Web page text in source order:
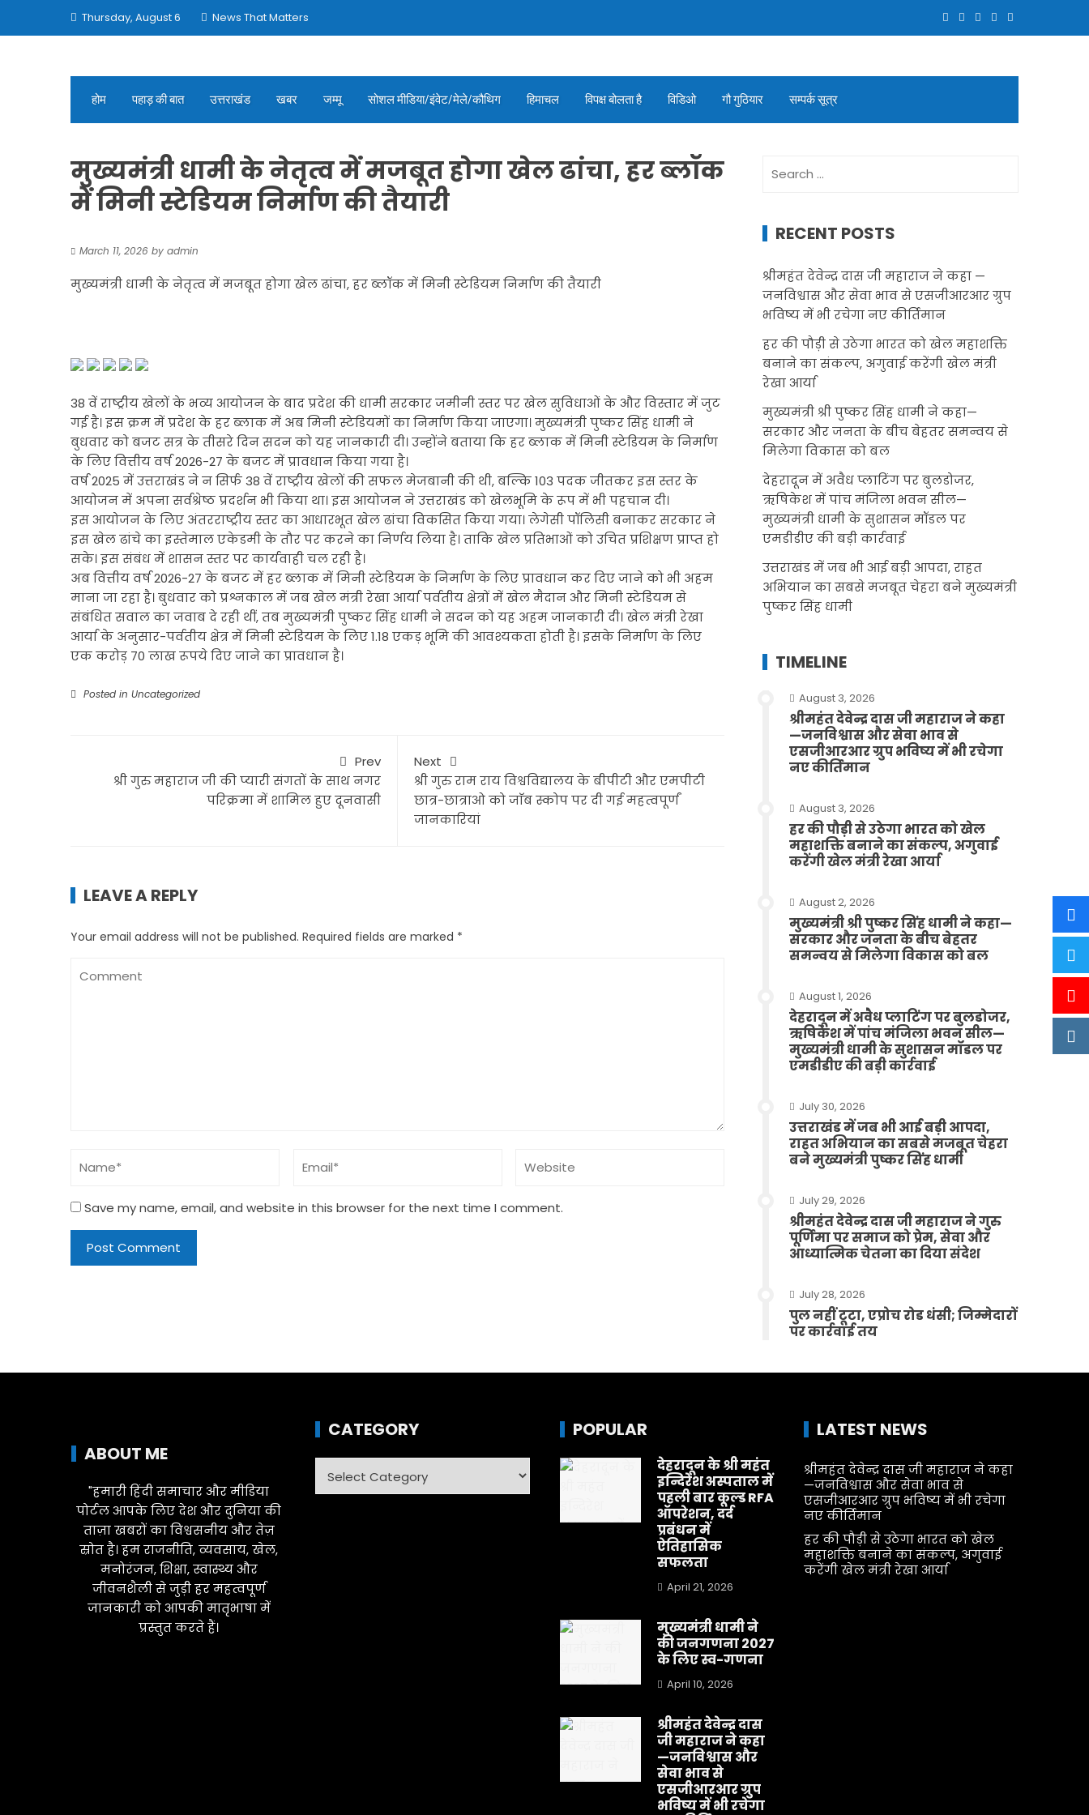
Thursday, August 6 News That Matters
होम पहाड़ की बात उत्तराखंड खबर जम्मू सोशल मीडिया/इंवेट/मेले/कौथिग हिमाचल विपक्ष बोलता है विडिओ गौ गुठियार सम्पर्क सूत्र
मुख्यमंत्री धामी के नेतृत्व में मजबूत होगा खेल ढांचा, हर ब्लॉक
में मिनी स्टेडियम निर्माण की तैयारी
March 11, 2026 by admin
मुख्यमंत्री धामी के नेतृत्व में मजबूत होगा खेल ढांचा, हर ब्लॉक में मिनी स्टेडियम निर्माण की तैयारी
38 वें राष्ट्रीय खेलों के भव्य आयोजन के बाद प्रदेश की धामी सरकार जमीनी स्तर पर खेल सुविधाओं के और विस्तार में जुट
गई है। इस क्रम में प्रदेश के हर ब्लाक में अब मिनी स्टेडियमों का निर्माण किया जाएगा। मुख्यमंत्री पुष्कर सिंह धामी ने
बुधवार को बजट सत्र के तीसरे दिन सदन को यह जानकारी दी। उन्होंने बताया कि हर ब्लाक में मिनी स्टेडियम के निर्माण
के लिए वित्तीय वर्ष 2026-27 के बजट में प्रावधान किया गया है।
वर्ष 2025 में उत्तराखंड ने न सिर्फ 38 वें राष्ट्रीय खेलों की सफल मेजबानी की थी, बल्कि 103 पदक जीतकर इस स्तर के
आयोजन में अपना सर्वश्रेष्ठ प्रदर्शन भी किया था। इस आयोजन ने उत्तराखंड को खेलभूमि के रूप में भी पहचान दी।
इस आयोजन के लिए अंतरराष्ट्रीय स्तर का आधारभूत खेल ढांचा विकसित किया गया। लेगेसी पॉलिसी बनाकर सरकार ने
इस खेल ढांचे का इस्तेमाल एकेडमी के तौर पर करने का निर्णय लिया है। ताकि खेल प्रतिभाओं को उचित प्रशिक्षण प्राप्त हो
सके। इस संबंध में शासन स्तर पर कार्यवाही चल रही है।
अब वित्तीय वर्ष 2026-27 के बजट में हर ब्लाक में मिनी स्टेडियम के निर्माण के लिए प्रावधान कर दिए जाने को भी अहम
माना जा रहा है। बुधवार को प्रश्नकाल में जब खेल मंत्री रेखा आर्या पर्वतीय क्षेत्रों में खेल मैदान और मिनी स्टेडियम से
संबंधित सवाल का जवाब दे रही थीं, तब मुख्यमंत्री पुष्कर सिंह धामी ने सदन को यह अहम जानकारी दी। खेल मंत्री रेखा
आर्या के अनुसार-पर्वतीय क्षेत्र में मिनी स्टेडियम के लिए 1.18 एकड़ भूमि की आवश्यकता होती है। इसके निर्माण के लिए
एक करोड़ 70 लाख रूपये दिए जाने का प्रावधान है।
Posted in Uncategorized
Prev
श्री गुरु महाराज जी की प्यारी संगतों के साथ नगर
परिक्रमा में शामिल हुए दूनवासी
Next
श्री गुरु राम राय विश्वविद्यालय के बीपीटी और एमपीटी
छात्र-छात्राओ को जाॅब स्कोप पर दी गई महत्वपूर्णं
जानकारियां
LEAVE A REPLY
Your email address will not be published. Required fields are marked *
Save my name, email, and website in this browser for the next time I comment.
for:
RECENT POSTS
श्रीमहंत देवेन्द्र दास जी महाराज ने कहा —
जनविश्वास और सेवा भाव से एसजीआरआर ग्रुप
भविष्य में भी रचेगा नए कीर्तिमान
हर की पौड़ी से उठेगा भारत को खेल महाशक्ति
बनाने का संकल्प, अगुवाई करेंगी खेल मंत्री
रेखा आर्या
मुख्यमंत्री श्री पुष्कर सिंह धामी ने कहा—
सरकार और जनता के बीच बेहतर समन्वय से
मिलेगा विकास को बल
देहरादून में अवैध प्लाटिंग पर बुलडोजर,
ऋषिकेश में पांच मंजिला भवन सील—
मुख्यमंत्री धामी के सुशासन मॉडल पर
एमडीडीए की बड़ी कार्रवाई
उत्तराखंड में जब भी आई बड़ी आपदा, राहत
अभियान का सबसे मजबूत चेहरा बने मुख्यमंत्री
पुष्कर सिंह धामी
TIMELINE
August 3, 2026
श्रीमहंत देवेन्द्र दास जी महाराज ने कहा
—जनविश्वास और सेवा भाव से
एसजीआरआर ग्रुप भविष्य में भी रचेगा
नए कीर्तिमान
August 3, 2026
हर की पौड़ी से उठेगा भारत को खेल
महाशक्ति बनाने का संकल्प, अगुवाई
करेंगी खेल मंत्री रेखा आर्या
August 2, 2026
मुख्यमंत्री श्री पुष्कर सिंह धामी ने कहा—
सरकार और जनता के बीच बेहतर
समन्वय से मिलेगा विकास को बल
August 1, 2026
देहरादून में अवैध प्लाटिंग पर बुलडोजर,
ऋषिकेश में पांच मंजिला भवन सील—
मुख्यमंत्री धामी के सुशासन मॉडल पर
एमडीडीए की बड़ी कार्रवाई
July 30, 2026
उत्तराखंड में जब भी आई बड़ी आपदा,
राहत अभियान का सबसे मजबूत चेहरा
बने मुख्यमंत्री पुष्कर सिंह धामी
July 29, 2026
श्रीमहंत देवेन्द्र दास जी महाराज ने गुरु
पूर्णिमा पर समाज को प्रेम, सेवा और
आध्यात्मिक चेतना का दिया संदेश
July 28, 2026
पुल नहीं टूटा, एप्रोच रोड धंसी; जिम्मेदारों
पर कार्रवाई तय
ABOUT ME
"हमारी हिंदी समाचार और मीडिया
पोर्टल आपके लिए देश और दुनिया की
ताज़ा खबरों का विश्वसनीय और तेज़
स्रोत है। हम राजनीति, व्यवसाय, खेल,
मनोरंजन, शिक्षा, स्वास्थ्य और
जीवनशैली से जुड़ी हर महत्वपूर्ण
जानकारी को आपकी मातृभाषा में
प्रस्तुत करते हैं।
CATEGORY POPULAR
देहरादून के श्री महंत
इन्दिरेश अस्पताल में
पहली बार कूल्ड RFA
ऑपरेशन, दर्द
प्रबंधन में
ऐतिहासिक
सफलता
April 21, 2026
मुख्यमंत्री धामी ने
की जनगणना 2027
के लिए स्व-गणना
April 10, 2026
श्रीमहंत देवेन्द्र दास
जी महाराज ने कहा
—जनविश्वास और
सेवा भाव से
एसजीआरआर ग्रुप
भविष्य में भी रचेगा
LATEST NEWS
श्रीमहंत देवेन्द्र दास जी महाराज ने कहा
—जनविश्वास और सेवा भाव से
एसजीआरआर ग्रुप भविष्य में भी रचेगा
नए कीर्तिमान
हर की पौड़ी से उठेगा भारत को खेल
महाशक्ति बनाने का संकल्प, अगुवाई
करेंगी खेल मंत्री रेखा आर्या